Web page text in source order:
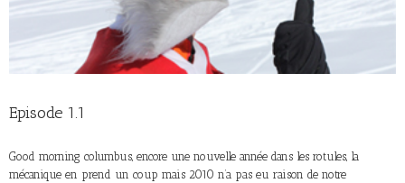
Episode 1.1
Good morning columbus, encore une nouvelle année dans les rotules, la
mécanique en prend un coup mais 2010 n’a pas eu raison de notre